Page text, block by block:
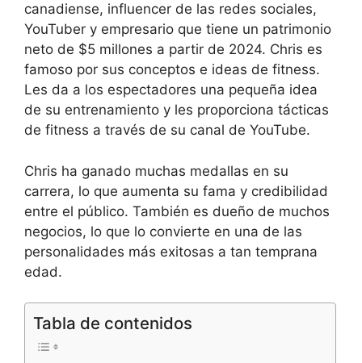
canadiense, influencer de las redes sociales,
YouTuber y empresario que tiene un patrimonio
neto de $5 millones a partir de 2024. Chris es
famoso por sus conceptos e ideas de fitness.
Les da a los espectadores una pequeña idea
de su entrenamiento y les proporciona tácticas
de fitness a través de su canal de YouTube.
Chris ha ganado muchas medallas en su
carrera, lo que aumenta su fama y credibilidad
entre el público. También es dueño de muchos
negocios, lo que lo convierte en una de las
personalidades más exitosas a tan temprana
edad.
Tabla de contenidos